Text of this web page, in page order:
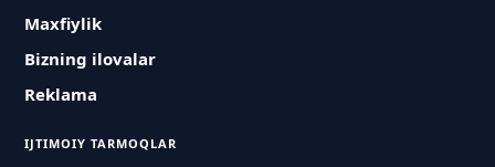
Maxfiylik
Bizning ilovalar
Reklama
IJTIMOIY TARMOQLAR